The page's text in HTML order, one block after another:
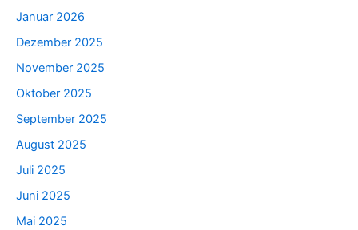
Januar 2026
Dezember 2025
November 2025
Oktober 2025
September 2025
August 2025
Juli 2025
Juni 2025
Mai 2025